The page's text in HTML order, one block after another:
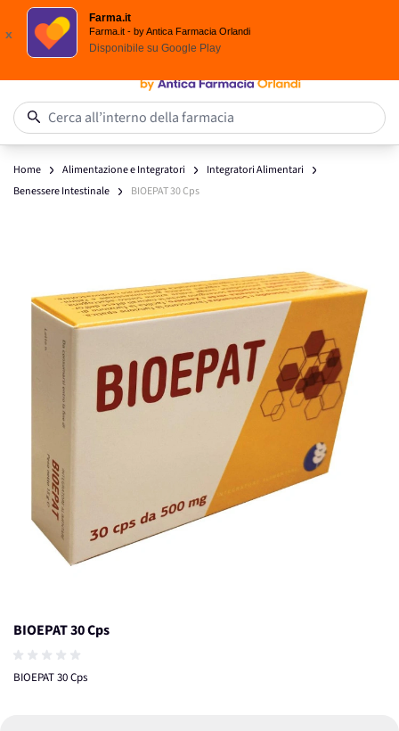
x
Farma.it
Farma.it - by Antica Farmacia Orlandi
Disponibile su Google Play
Salta al contenuto
Cerca all’interno della farmacia
Home Alimentazione e Integratori
Integratori Alimentari
Benessere Intestinale
BIOEPAT 30 Cps
BIOEPAT 30 Cps
BIOEPAT 30 Cps